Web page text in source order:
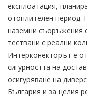
експлоатация,
отоплителен период.
наземни съоръжения
тествани с реални
Интерконекторът е
сигурността на
осигуряване на
България и за целия